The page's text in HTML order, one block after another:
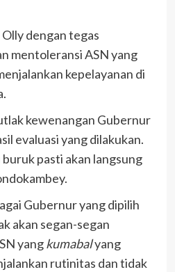
dengan tegas
mentoleransi ASN yang
kepelayanan di
kewenangan Gubernur
evaluasi yang dilakukan.
pasti akan langsung
Gubernur yang dipilih
akan segan-segan
yangkumabalyang
rutinitas dan tidak